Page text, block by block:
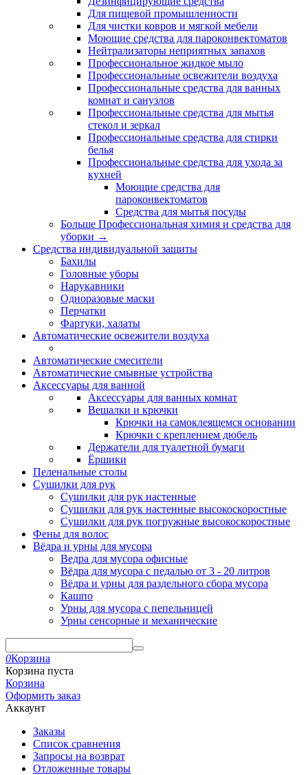
Для пищевой промышленности
Для чистки ковров и мягкой мебели
Моющие средства для пароконвектоматов
Нейтрализаторы неприятных запахов
Профессиональное жидкое мыло
Профессиональные освежители воздуха
Профессиональные средства для ванных
комнат и санузлов
Профессиональные средства для мытья
стекол и зеркал
Профессиональные средства для стирки
белья
Профессиональные средства для ухода за
кухней
Моющие средства для
пароконвектоматов
Средства для мытья посуды
Больше Профессиональная химия и средства для
уборки →
Средства индивидуальной защиты
Бахилы
Головные уборы
Нарукавники
Одноразовые маски
Перчатки
Фартуки, халаты
Автоматические освежители воздуха
Автоматические смесители
Автоматические смывные устройства
Аксессуары для ванной
Аксессуары для ванных комнат
Вешалки и крючки
Крючки на самоклеящемся основании
Крючки с креплением дюбель
Держатели для туалетной бумаги
Ёршики
Пеленальные столы
Сушилки для рук
Сушилки для рук настенные
Сушилки для рук настенные высокоскоростные
Сушилки для рук погружные высокоскоростные
Фены для волос
Вёдра и урны для мусора
Ведра для мусора офисные
Вёдра для мусора с педалью от 3 - 20 литров
Вёдра и урны для раздельного сбора мусора
Кашпо
Урны для мусора с пепельницей
Урны сенсорные и механические
0Корзина
Корзина пуста
Корзина
Оформить заказ
Аккаунт
Заказы
Список сравнения
Запросы на возврат
Отложенные товары